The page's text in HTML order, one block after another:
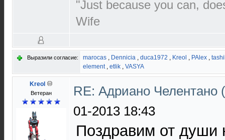
"Just because you can,
Wife
Выразили согласие: marocas , Dennicia , duca1972 , Kreol , PAlex ,
element, etlik , VASYA
Kreol
Ветеран
RE: Адриано Челентано
01-2013 18:43
Поздравим от